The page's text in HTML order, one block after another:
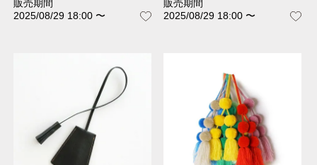
販売期間
2025/08/29 18:00 〜
販売期間
2025/08/29 18:00 〜